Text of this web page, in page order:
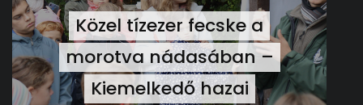
Közel tízezer fecske a
morotva nádasában –
Kiemelkedő hazai